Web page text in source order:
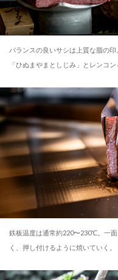
バランスの良いサシは上質な脂の
「ひぬまやまとしじみ」とレンコン
鉄板温度は通常約220〜230℃。一
く、押し付けるように焼いていく。